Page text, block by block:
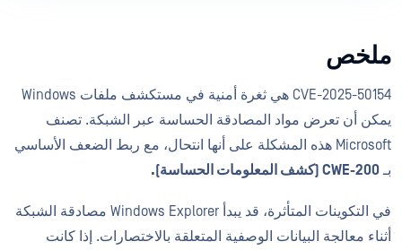
ملخص
CVE-2025-50154 هي ثغرة أمنية في مستكشف ملفات Windows
يمكن أن تعرض مواد المصادقة الحساسة عبر الشبكة. تصنف
Microsoft هذه المشكلة على أنها انتحال، مع ربط الضعف الأساسي
بـ CWE-200 (كشف المعلومات الحساسة).
في التكوينات المتأثرة، قد يبدأ Windows Explorer مصادقة الشبكة
أثناء معالجة البيانات الوصفية المتعلقة بالاختصارات. إذا كانت